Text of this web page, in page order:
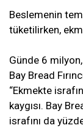
Beslemenin
tüketilirken,
Günde 6
Bay Bread
“Ekmekte
kaygısı. Bay
israfını da